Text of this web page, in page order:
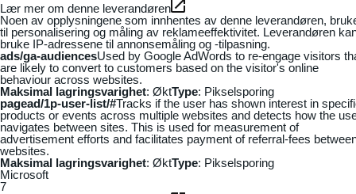
Lær mer om denne leverandøren
Noen av opplysningene som innhentes av denne leverandøren,
til personalisering og måling av reklameeffektivitet. Leverandøren
bruke IP-adressene til annonsemåling og -tilpasning.
ads/ga-audiencesUsed by Google AdWords to re-engage visitors
are likely to convert to customers based on the visitor's online
behaviour across websites.
Maksimal lagringsvarighet: ØktType: Pikselsporing
pagead/1p-user-list/#Tracks if the user has shown interest in
products or events across multiple websites and detects how the
navigates between sites. This is used for measurement of
advertisement efforts and facilitates payment of referral-fees
websites.
Maksimal lagringsvarighet: ØktType: Pikselsporing
Microsoft
7